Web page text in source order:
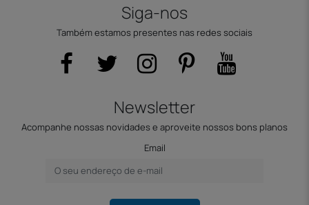
Siga-nos
Também estamos presentes nas redes sociais
Newsletter
Acompanhe nossas novidades e aproveite nossos bons planos
Email